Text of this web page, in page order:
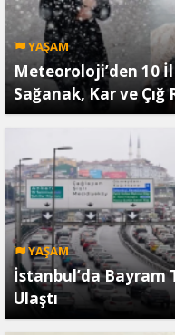
YAŞAM
Meteoroloji’den 10 İl
Sağanak, Kar ve Çığ
YAŞAM
İstanbul’da Bayram
Ulaştı